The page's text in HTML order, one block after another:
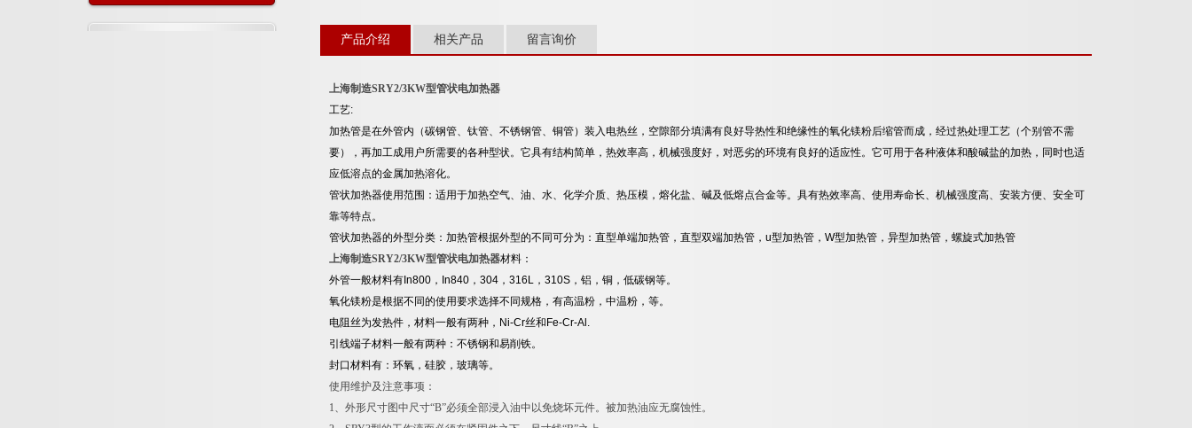
多少？
产品介绍 相关产品 留言询价
上海制造SRY2/3KW型管状电加热器
工艺:
加热管是在外管内（碳钢管、钛管、不锈钢管、铜管）装入电热丝，空隙部分填满有良好导热性和绝缘性的氧化镁粉后缩管而成，经过热处理工艺（个别管不需
要），再加工成用户所需要的各种型状。它具有结构简单，热效率高，机械强度好，对恶劣的环境有良好的适应性。它可用于各种液体和酸碱盐的加热，同时也适
应低溶点的金属加热溶化。
管状加热器使用范围：适用于加热空气、油、水、化学介质、热压模，熔化盐、碱及低熔点合金等。具有热效率高、使用寿命长、机械强度高、安装方便、安全可
靠等特点。
管状加热器的外型分类：加热管根据外型的不同可分为：直型单端加热管，直型双端加热管，u型加热管，W型加热管，异型加热管，螺旋式加热管
上海制造SRY2/3KW型管状电加热器材料：
外管一般材料有In800，In840，304，316L，310S，铝，铜，低碳钢等。
氧化镁粉是根据不同的使用要求选择不同规格，有高温粉，中温粉，等。
电阻丝为发热件，材料一般有两种，Ni-Cr丝和Fe-Cr-Al.
引线端子材料一般有两种：不锈钢和易削铁。
封口材料有：环氧，硅胶，玻璃等。
使用维护及注意事项：
1、外形尺寸图中尺寸“B”必须全部浸入油中以免烧坏元件。被加热油应无腐蚀性。